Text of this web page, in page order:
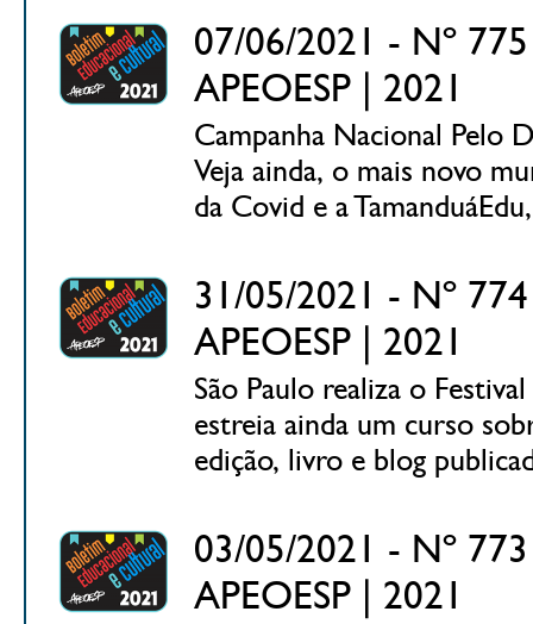
07/06/2021 - Nº
APEOESP | 2021
Campanha Nacional Pelo
Veja ainda, o mais novo
da Covid e a
31/05/2021 - Nº
APEOESP | 2021
São Paulo realiza o
estreia ainda um curso
edição, livro e blog
03/05/2021 - Nº
APEOESP | 2021